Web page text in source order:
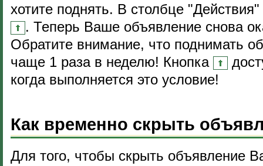
хотите поднять. В столбце
. Теперь Ваше объявление снова
Обратите внимание, что поднимать
чаще 1 раза в неделю! Кнопка
когда выполняется это условие!
Как временно скрыть
Для того, чтобы скрыть объявление